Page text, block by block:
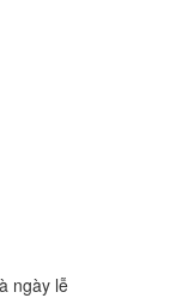
ngày lễ